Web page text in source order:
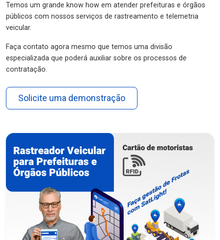
Temos um grande know how em atender prefeituras e órgãos
públicos com nossos serviços de rastreamento e telemetria
veicular.
Faça contato agora mesmo que temos uma divisão
especializada que poderá auxiliar sobre os processos de
contratação.
Solicite uma demonstração